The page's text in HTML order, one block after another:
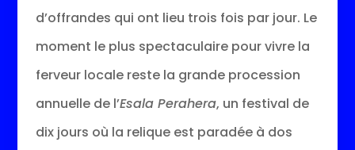
d’offrandes qui ont lieu trois fois par jour. Le
moment le plus spectaculaire pour vivre la
ferveur locale reste la grande procession
annuelle de l’Esala Perahera, un festival de
dix jours où la relique est paradée à dos